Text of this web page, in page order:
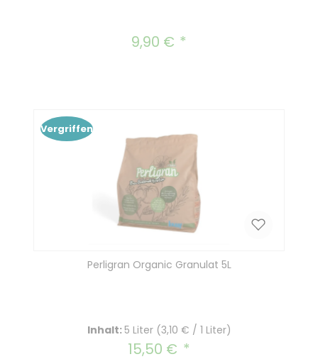
Regulärer Preis:
9,90 €
Vergriffen
Perligran Organic Granulat 5L
Inhalt:5 Liter (3,10 € / 1 Liter)
Regulärer Preis:
15,50 €